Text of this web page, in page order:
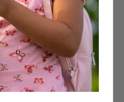
I 2022 introduserer vi vår mest
avanserte produktserie hittil. Etter
utallige prototyper har vi kommet
frem til en løsning som er mer
funksjonell og brukervennlig enn
noensinne.